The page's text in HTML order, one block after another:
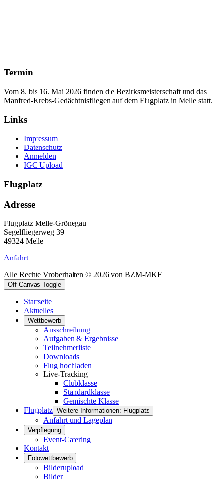
Termin
Vom 8. bis 16. Mai 2026 finden die Bezirksmeisterschaft und das
Manfred‑Krebs‑Gedächtnisfliegen auf dem Flugplatz in Melle statt.
Links
Impressum
Datenschutz
Anmelden
IGC Upload
Flugplatz
Adresse
Flugplatz Melle-Grönegau
Segelfliegerweg 39
49324 Melle
Anfahrt
Alle Rechte Vroberhalten © 2026 von BZM-MKF
Off-Canvas Toggle
Startseite
Aktuelles
Wettbewerb
Ausschreibung
Aufgaben & Ergebnisse
Teilnehmerliste
Downloads
Flug hochladen
Live-Tracking
Clubklasse
Standardklasse
Gemischte Klasse
Flugplatz Weitere Informationen: Flugplatz
Anfahrt und Lageplan
Verpflegung
Event-Catering
Kontakt
Fotowettbewerb
Bilderupload
Bilder